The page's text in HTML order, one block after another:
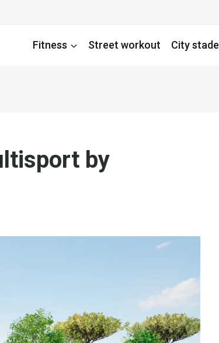
Fitness Street workout City stade
by